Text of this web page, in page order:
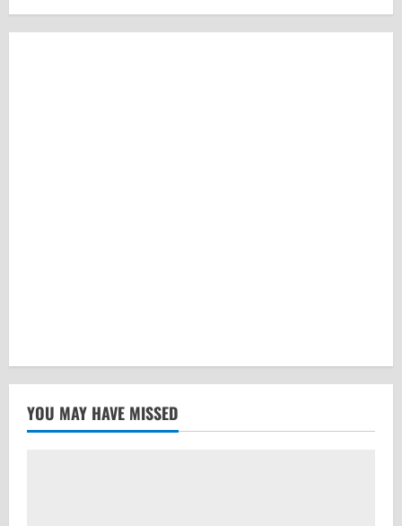
YOU MAY HAVE MISSED